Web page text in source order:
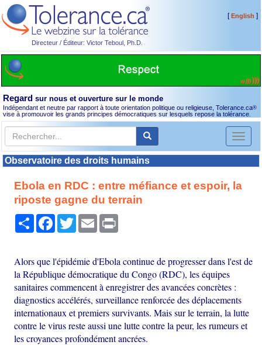
Directeur / Éditeur: Victor Teboul, Ph.D.
[English ]
Regard sur nous et ouverture sur le monde
Indépendant et neutre par rapport à toute orientation politique ou religieuse, Tolerance.ca®
vise à promouvoir les grands principes démocratiques sur lesquels repose la tolérance.
Toggle
Observatoire des droits humains
Ebola en RDC : entre méfiance et espoir, la
riposte gagne du terrain
PartagerFacebook
TwitterEmail
Alors que l'épidémie d'Ebola continue de progresser dans l'est de
la République démocratique du Congo (RDC), les équipes
sanitaires commencent à enregistrer des avancées concrètes :
diagnostics accélérés, surveillance renforcée des déplacements
internationaux et premiers survivants. Mais sur le terrain, la lutte
contre le virus reste aussi une lutte contre la peur, les rumeurs et
les croyances profondément ancrées.